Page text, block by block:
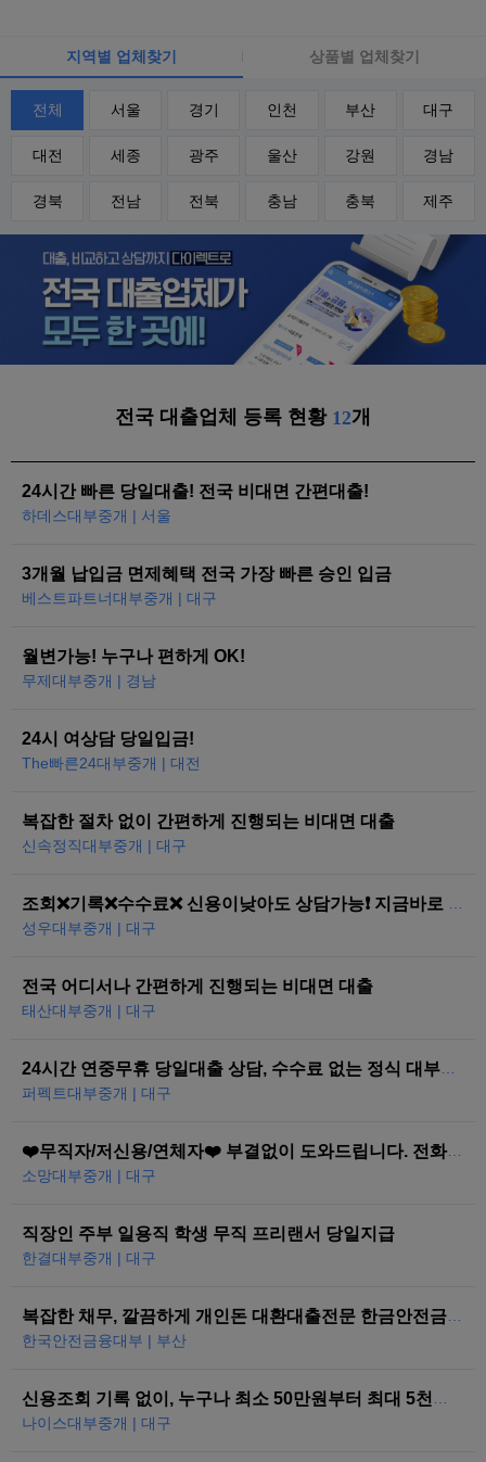
지역별 업체찾기 상품별 업체찾기
전체 서울 경기 인천 부산 대구
대전 세종 광주 울산 강원 경남
경북 전남 전북 충남 충북 제주
전국 대출업체 등록 현황 12개
24시간 빠른 당일대출! 전국 비대면 간편대출!
하데스대부중개 | 서울
3개월 납입금 면제혜택 전국 가장 빠른 승인 입금
베스트파트너대부중개 | 대구
월변가능! 누구나 편하게 OK!
무제대부중개 | 경남
24시 여상담 당일입금!
The빠른24대부중개 | 대전
복잡한 절차 없이 간편하게 진행되는 비대면 대출
신속정직대부중개 | 대구
성우대부중개 | 대구
전국 어디서나 간편하게 진행되는 비대면 대출
태산대부중개 | 대구
퍼펙트대부중개 | 대구
❤️무직자/저신용/연체자❤️ 부결없이 도와드립니다. 전화한통으로 당일즉시…
소망대부중개 | 대구
직장인 주부 일용직 학생 무직 프리랜서 당일지급
한결대부중개 | 대구
한국안전금융대부 | 부산
나이스대부중개 | 대구